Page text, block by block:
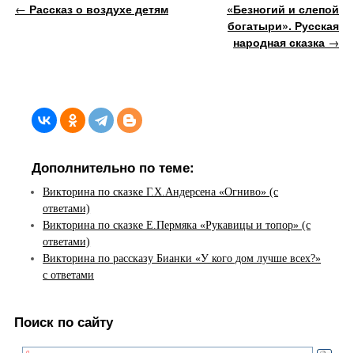
Навигация по записям
← Рассказ о воздухе детям
«Безногий и слепой
богатыри». Русская
народная сказка →
Дополнительно по теме:
Викторина по сказке Г.Х.Андерсена «Огниво» (с
ответами)
Викторина по сказке Е.Пермяка «Рукавицы и топор» (с
ответами)
Викторина по рассказу Бианки «У кого дом лучше всех?»
с ответами
Поиск по сайту